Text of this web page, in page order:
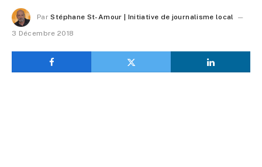
Par Stéphane St-Amour | Initiative de journalisme local
3 Décembre 2018